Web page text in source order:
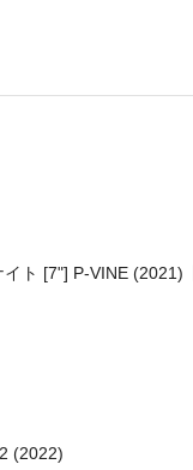
ト [7"] P-VINE (2021)
(2022)